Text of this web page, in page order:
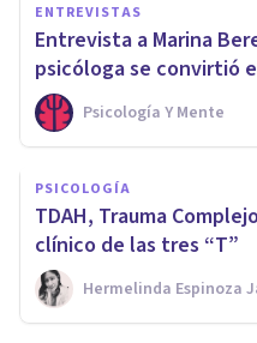
ENTREVISTAS
Entrevista a Marina
psicóloga se convirtió
Psicología Y Mente
PSICOLOGÍA
TDAH, Trauma
clínico de las tres “T”
Hermelinda Espinoza